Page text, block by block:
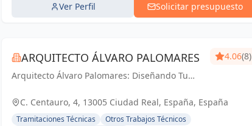
Ver Perfil Solicitar presupuesto
ARQUITECTO ÁLVARO PALOMARES
Arquitecto Álvaro Palomares: Diseñando Tu
4.06(8)
C. Centauro, 4, 13005 Ciudad Real, España, España
Tramitaciones Técnicas
Otros Trabajos Técnicos